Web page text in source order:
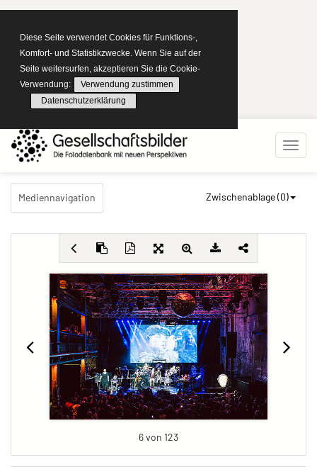
Diese Seite verwendet Cookies für Funktions-,
Komfort- und Statistikzwecke. Wenn Sie auf der
Seite weitersurfen, akzeptieren Sie die Cookie-
Verwendung:
Verwendung zustimmen
Datenschutzerklärung
Mediennavigation Zwischenablage (0)
6 von 123